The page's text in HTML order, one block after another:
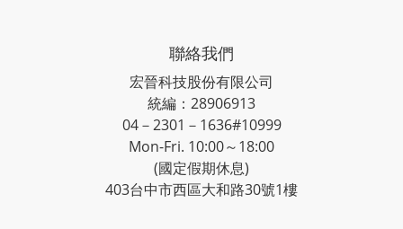
聯絡我們
宏晉科技股份有限公司
統編：28906913
04－2301－1636#10999
Mon-Fri. 10:00～18:00
(國定假期休息)
403台中市西區大和路30號1樓